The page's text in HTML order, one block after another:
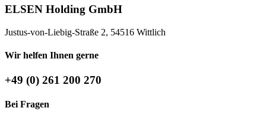
ELSEN Holding GmbH
Justus-von-Liebig-Straße 2, 54516 Wittlich
Wir helfen Ihnen gerne
+49 (0) 261 200 270
Bei Fragen